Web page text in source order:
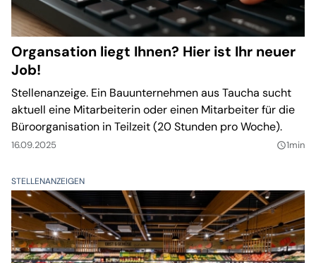
Organsation liegt Ihnen? Hier ist Ihr neuer
Job!
Stellenanzeige. Ein Bauunternehmen aus Taucha sucht
aktuell eine Mitarbeiterin oder einen Mitarbeiter für die
Büroorganisation in Teilzeit (20 Stunden pro Woche).
16.09.2025 query_builder1min
STELLENANZEIGEN